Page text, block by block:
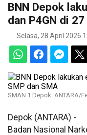
BNN Depok
dan P4GN di
Selasa, 28 April 2026
SMAN 1 Depok. ANTARA/
Depok (ANTARA) -
Badan Nasional